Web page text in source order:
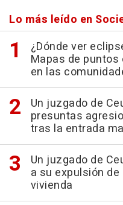
Lo más leído en
¿Dónde ver
Mapas de
en las
Un juzgado de
presuntas
tras la entrada
Un juzgado de
a su expulsión
vivienda